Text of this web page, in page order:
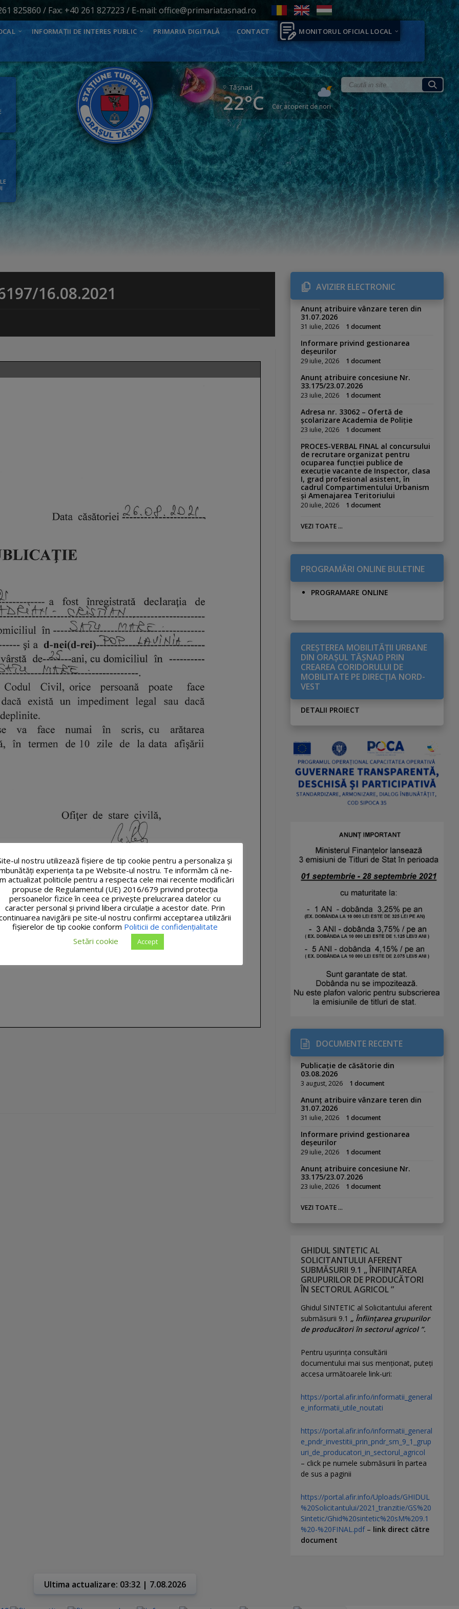
825860 / Fax: +40 261 827223 / E-mail: office@primariatasnad.ro
INFORMAȚII DE INTERES PUBLIC PRIMARIA DIGITALĂ CONTACT MONITORUL OFICIAL LOCAL
Tăşnad
22°C Cer acoperit de nori
16.08.2021 AVIZIER ELECTRONIC
Anunț atribuire vânzare teren din
31.07.2026
31 iulie, 2026 1 document
Informare privind gestionarea
deșeurilor
29 iulie, 2026 1 document
Anunț atribuire concesiune Nr.
33.175/23.07.2026
23 iulie, 2026 1 document
Adresa nr. 33062 – Ofertă de
școlarizare Academia de Poliție
23 iulie, 2026 1 document
PROCES-VERBAL FINAL al concursului
de recrutare organizat pentru
ocuparea funcției publice de
execuție vacante de Inspector, clasa
I, grad profesional asistent, în
cadrul Compartimentului Urbanism
și Amenajarea Teritoriului
20 iulie, 2026 1 document
VEZI TOATE ...
PROGRAMĂRI ONLINE BULETINE
PROGRAMARE ONLINE
CREŞTEREA MOBILITĂŢII URBANE
DIN ORAŞUL TĂŞNAD PRIN
CREAREA CORIDORULUI DE
MOBILITATE PE DIRECŢIA NORD-
VEST
DETALII PROIECT
DOCUMENTE RECENTE
Publicație de căsătorie din
03.08.2026
3 august, 2026 1 document
Anunț atribuire vânzare teren din
31.07.2026
31 iulie, 2026 1 document
Informare privind gestionarea
deșeurilor
29 iulie, 2026 1 document
Anunț atribuire concesiune Nr.
33.175/23.07.2026
23 iulie, 2026 1 document
VEZI TOATE ...
GHIDUL SINTETIC AL
SOLICITANTULUI AFERENT
SUBMĂSURII 9.1 „ ÎNFIINȚAREA
GRUPURILOR DE PRODUCĂTORI
ÎN SECTORUL AGRICOL ”
Ghidul SINTETIC al Solicitantului aferent
submăsurii 9.1 „ Înființarea grupurilor
de producători în sectorul agricol ”.
Pentru uşurinţa consultării
documentului mai sus menţionat, puteţi
accesa următoarele link-uri:
https://portal.afir.info/informatii_general
e_informatii_utile_noutati
https://portal.afir.info/informatii_general
e_pndr_investitii_prin_pndr_sm_9_1_grup
uri_de_producatori_in_sectorul_agricol
– click pe numele submăsurii în partea
de sus a paginii
https://portal.afir.info/Uploads/GHIDUL
%20Solicitantului/2021_tranzitie/GS%20
Sintetic/Ghid%20sintetic%20sM%209.1
%20-%20FINAL.pdf– link direct către
document
Ultima actualizare: 03:32 | 7.08.2026
ul nostru utilizează fişiere de tip cookie pentru a personaliza și
experiența ta pe Website-ul nostru. Te informăm că ne-
actualizat politicile pentru a respecta cele mai recente modificări
propuse de Regulamentul (UE) 2016/679 privind protecția
persoanelor fizice în ceea ce privește prelucrarea datelor cu
caracter personal și privind libera circulație a acestor date. Prin
navigării pe site-ul nostru confirmi acceptarea utilizării
fişierelor de tip cookie conform Politicii de confidențialitate
Setări cookie
Accept